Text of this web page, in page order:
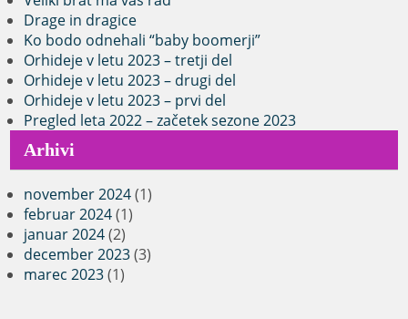
Drage in dragice
Ko bodo odnehali “baby boomerji”
Orhideje v letu 2023 – tretji del
Orhideje v letu 2023 – drugi del
Orhideje v letu 2023 – prvi del
Pregled leta 2022 – začetek sezone 2023
Arhivi
november 2024(1)
februar 2024(1)
januar 2024(2)
december 2023(3)
marec 2023(1)